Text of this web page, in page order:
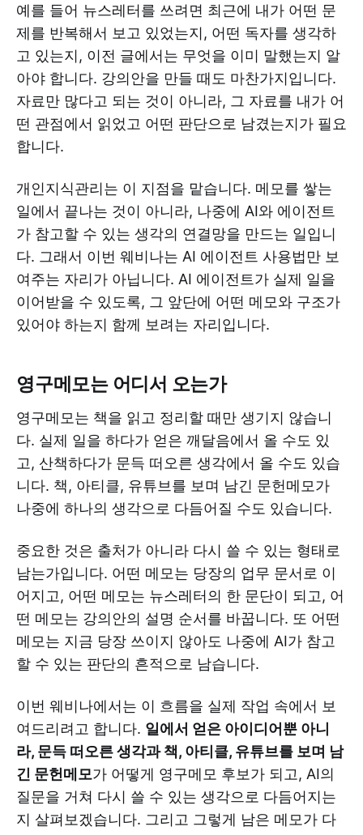
예를 들어 뉴스레터를 쓰려면 최근에 내가 어떤 문
제를 반복해서 보고 있었는지, 어떤 독자를 생각하
고 있는지, 이전 글에서는 무엇을 이미 말했는지 알
아야 합니다. 강의안을 만들 때도 마찬가지입니다.
자료만 많다고 되는 것이 아니라, 그 자료를 내가 어
떤 관점에서 읽었고 어떤 판단으로 남겼는지가 필요
합니다.
개인지식관리는 이 지점을 맡습니다. 메모를 쌓는
일에서 끝나는 것이 아니라, 나중에 AI와 에이전트
가 참고할 수 있는 생각의 연결망을 만드는 일입니
다. 그래서 이번 웨비나는 AI 에이전트 사용법만 보
여주는 자리가 아닙니다. AI 에이전트가 실제 일을
이어받을 수 있도록, 그 앞단에 어떤 메모와 구조가
있어야 하는지 함께 보려는 자리입니다.
영구메모는 어디서 오는가
영구메모는 책을 읽고 정리할 때만 생기지 않습니
다. 실제 일을 하다가 얻은 깨달음에서 올 수도 있
고, 산책하다가 문득 떠오른 생각에서 올 수도 있습
니다. 책, 아티클, 유튜브를 보며 남긴 문헌메모가
나중에 하나의 생각으로 다듬어질 수도 있습니다.
중요한 것은 출처가 아니라 다시 쓸 수 있는 형태로
남는가입니다. 어떤 메모는 당장의 업무 문서로 이
어지고, 어떤 메모는 뉴스레터의 한 문단이 되고, 어
떤 메모는 강의안의 설명 순서를 바꿉니다. 또 어떤
메모는 지금 당장 쓰이지 않아도 나중에 AI가 참고
할 수 있는 판단의 흔적으로 남습니다.
이번 웨비나에서는 이 흐름을 실제 작업 속에서 보
여드리려고 합니다. 일에서 얻은 아이디어뿐 아니
라, 문득 떠오른 생각과 책, 아티클, 유튜브를 보며 남
긴 문헌메모가 어떻게 영구메모 후보가 되고, AI의
질문을 거쳐 다시 쓸 수 있는 생각으로 다듬어지는
지 살펴보겠습니다. 그리고 그렇게 남은 메모가 다